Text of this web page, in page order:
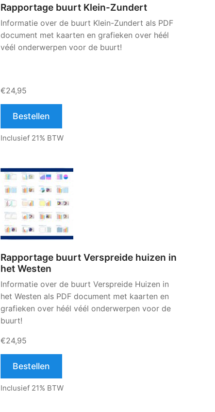
Rapportage buurt Klein-Zundert
Informatie over de buurt Klein-Zundert als PDF
document met kaarten en grafieken over héél
véél onderwerpen voor de buurt!
€24,95
Bestellen
Inclusief 21% BTW
Rapportage buurt Verspreide huizen in
het Westen
Informatie over de buurt Verspreide Huizen in
het Westen als PDF document met kaarten en
grafieken over héél véél onderwerpen voor de
buurt!
€24,95
Bestellen
Inclusief 21% BTW